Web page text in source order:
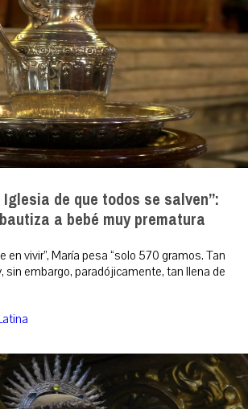
de que todos se salven”:
a bebé muy prematura
en vivir”, María pesa “solo 570 gramos. Tan
sin embargo, paradójicamente, tan llena de